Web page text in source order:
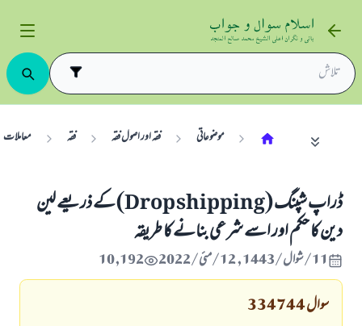
موضوعاتی فقہ اور اصول فقہ فقہ معاملات
ڈراپ شپنگ (Drop shipping) کے ذریعے لین
دین کا حکم اور اسے شرعی بنانے کا طریقہ
11/شوال/1443 , 12/مئی/2022 10,192
سوال334744